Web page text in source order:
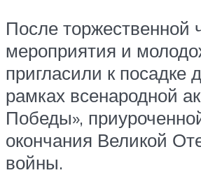
После торжественной
мероприятия и
пригласили к посадке
рамках всенародной
Победы»,
окончания Великой
войны.